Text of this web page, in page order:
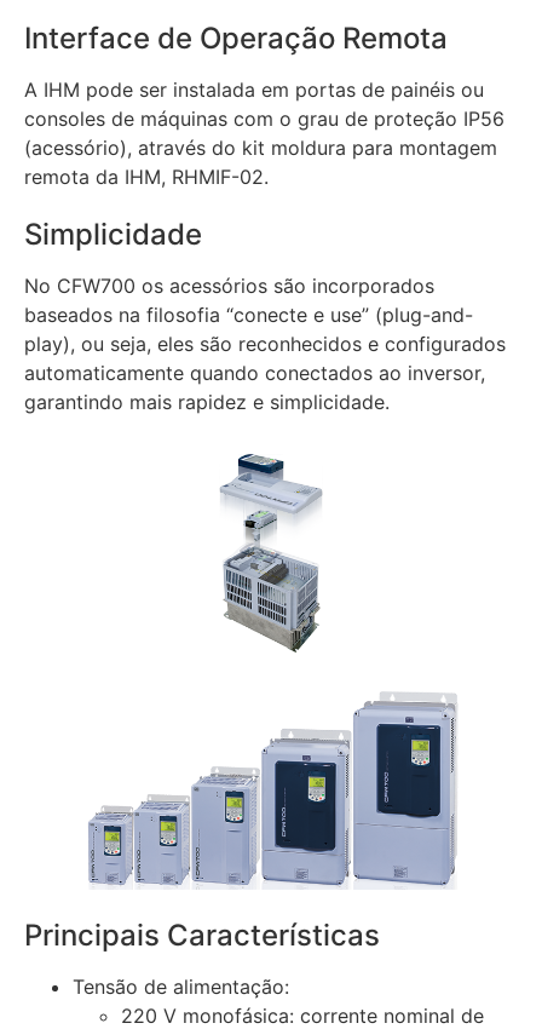
Interface de Operação Remota
A IHM pode ser instalada em portas de painéis ou
consoles de máquinas com o grau de proteção IP56
(acessório), através do kit moldura para montagem
remota da IHM, RHMIF-02.
Simplicidade
No CFW700 os acessórios são incorporados
baseados na filosofia “conecte e use” (plug-and-
play), ou seja, eles são reconhecidos e configurados
automaticamente quando conectados ao inversor,
garantindo mais rapidez e simplicidade.
Principais Características
Tensão de alimentação:
220 V monofásica: corrente nominal de